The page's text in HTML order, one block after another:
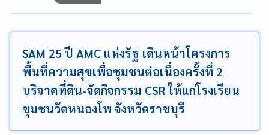
SAM 25 ปี AMC แห่งรัฐ เดินหน้าโครงการ
พื้นที่ความสุขเพื่อชุมชนต่อเนื่องครั้งที่ 2
บริจาคที่ดิน-จัดกิจกรรม CSR ให้แก่โรงเรียน
ชุมชนวัดหนองโพ จังหวัดราชบุรี